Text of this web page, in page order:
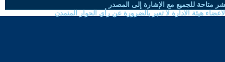
متاحة للجميع مع الإشارة إلى المصدر
هيئة الادارة لا تعبر بالضرورة عن رأي الحوار المتمدن